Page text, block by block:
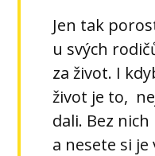
Jen tak
u svých
za život. I
život je to,
dali. Bez
a nesete si je